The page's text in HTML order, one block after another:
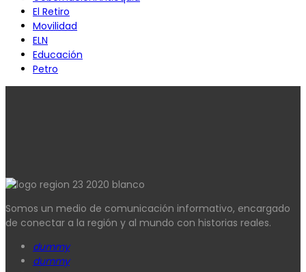
El Retiro
Movilidad
ELN
Educación
Petro
Somos un medio de comunicación informativo, encargado
de conectar a la región y al mundo con historias reales.
dummy
dummy